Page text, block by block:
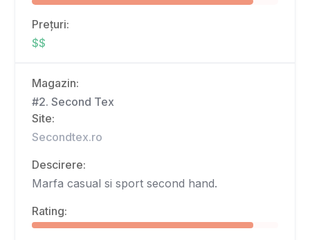
Prețuri:
$$
Magazin:
#2. Second Tex
Site:
Secondtex.ro
Descirere:
Marfa casual si sport second hand.
Rating: